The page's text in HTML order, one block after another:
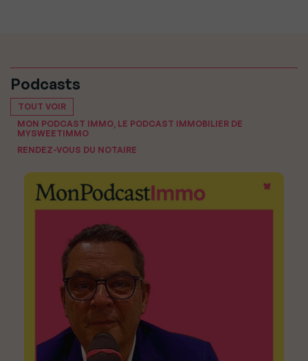
Podcasts
TOUT VOIR
MON PODCAST IMMO, LE PODCAST IMMOBILIER DE
MYSWEETIMMO
RENDEZ-VOUS DU NOTAIRE